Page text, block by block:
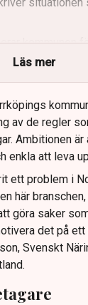
kommunen
enhetliga
Läs mer
av de regler
Ambitionen
enkla att leva
ett problem i
här
göra saker
det på
Svenskt